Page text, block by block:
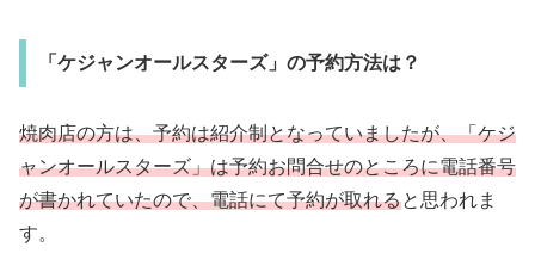
「ケジャンオールスターズ」の予約方法は？
焼肉店の方は、予約は紹介制となっていましたが、「ケジ
ャンオールスターズ」は予約お問合せのところに電話番号
が書かれていたので、電話にて予約が取れると思われま
す。